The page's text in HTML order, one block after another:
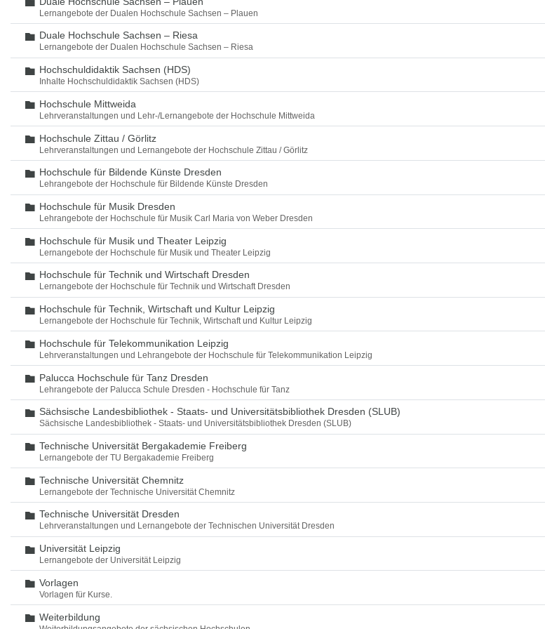
Lernangebote der Dualen Hochschule Sachsen – Plauen
Ordner
Duale Hochschule Sachsen – Riesa
Lernangebote der Dualen Hochschule Sachsen – Riesa
Ordner
Hochschuldidaktik Sachsen (HDS)
Inhalte Hochschuldidaktik Sachsen (HDS)
Ordner
Hochschule Mittweida
Lehrveranstaltungen und Lehr-/Lernangebote der Hochschule Mittweida
Ordner
Hochschule Zittau / Görlitz
Lehrveranstaltungen und Lernangebote der Hochschule Zittau / Görlitz
Ordner
Hochschule für Bildende Künste Dresden
Lehrangebote der Hochschule für Bildende Künste Dresden
Ordner
Hochschule für Musik Dresden
Lehrangebote der Hochschule für Musik Carl Maria von Weber Dresden
Ordner
Hochschule für Musik und Theater Leipzig
Lernangebote der Hochschule für Musik und Theater Leipzig
Ordner
Hochschule für Technik und Wirtschaft Dresden
Lernangebote der Hochschule für Technik und Wirtschaft Dresden
Ordner
Hochschule für Technik, Wirtschaft und Kultur Leipzig
Lernangebote der Hochschule für Technik, Wirtschaft und Kultur Leipzig
Ordner
Hochschule für Telekommunikation Leipzig
Lehrveranstaltungen und Lehrangebote der Hochschule für Telekommunikation Leipzig
Ordner
Palucca Hochschule für Tanz Dresden
Lehrangebote der Palucca Schule Dresden - Hochschule für Tanz
Ordner
Sächsische Landesbibliothek - Staats- und Universitätsbibliothek Dresden (SLUB)
Sächsische Landesbibliothek - Staats- und Universitätsbibliothek Dresden (SLUB)
Ordner
Technische Universität Bergakademie Freiberg
Lernangebote der TU Bergakademie Freiberg
Ordner
Technische Universität Chemnitz
Lernangebote der Technische Universität Chemnitz
Ordner
Technische Universität Dresden
Lehrveranstaltungen und Lernangebote der Technischen Universität Dresden
Ordner
Universität Leipzig
Lernangebote der Universität Leipzig
Ordner
Vorlagen
Vorlagen für Kurse.
Ordner
Weiterbildung